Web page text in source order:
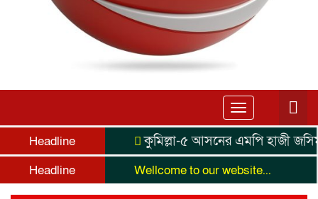
Toggle
navigation
Headline
কুমিল্লা-৫ আসনের এমপি হাজী জসিম
Headline Wellcome to our website...